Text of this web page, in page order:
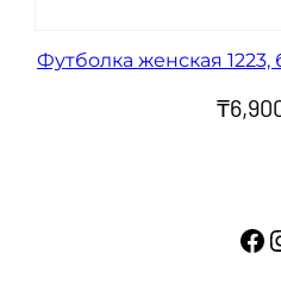
Футболка женская
₸